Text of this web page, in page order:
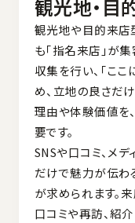
観光地・目
観光地や目的来店
も「指名来店」が
収集を行い、「こ
め、立地の良さだ
理由や体験価値を
要です。
SNSや口コミ、メ
だけで魅力が伝わ
が求められます。
口コミや再訪、紹